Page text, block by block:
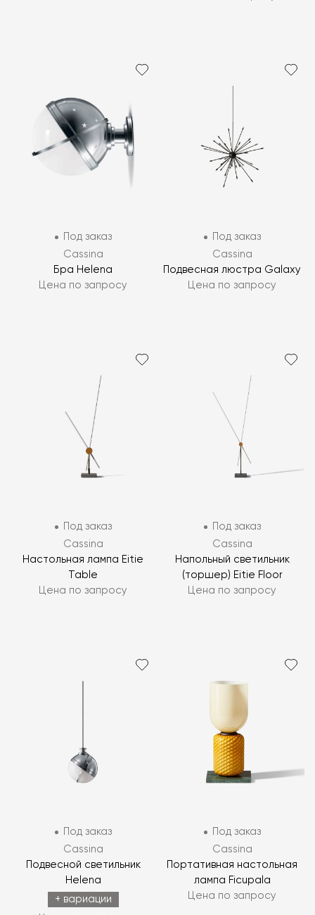
Под заказ
Cassina
Бра Helena
Цена по запросу
Под заказ
Cassina
Подвесная люстра Galaxy
Цена по запросу
Под заказ
Cassina
Настольная лампа Eitie
Table
Цена по запросу
Под заказ
Cassina
Напольный светильник
(торшер) Eitie Floor
Цена по запросу
Под заказ
Cassina
Подвесной светильник
Helena
+ вариации
Под заказ
Cassina
Портативная настольная
лампа Ficupala
Цена по запросу